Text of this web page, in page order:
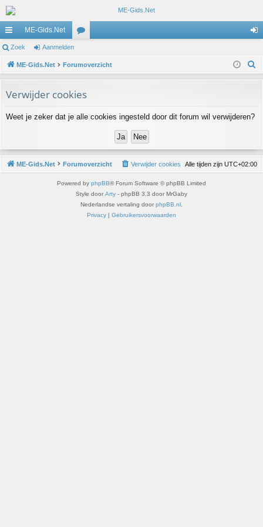
ne
lle
ks
ME-Gids.Net
u
s
m
n
Zoek Aanmelden
ME-Gids.Net Forumoverzicht
Verwijder cookies
Weet je zeker dat je alle cookies ingesteld door dit forum wil verwijderen?
ME-Gids.Net Forumoverzicht Alle tijden zijn UTC+02:00
Verwijder cookies
Powered by phpBB® Forum Software © phpBB Limited
Style door Arty - phpBB 3.3 door MrGaby
Nederlandse vertaling door phpBB.nl
Privacy | Gebruikersvoorwaarden